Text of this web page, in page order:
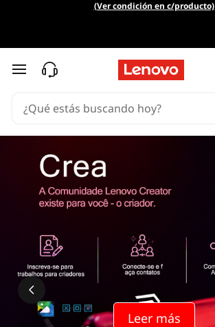
Q
u
e
(Ver condición en c/producto)
Ir al contenido principal
Leer más